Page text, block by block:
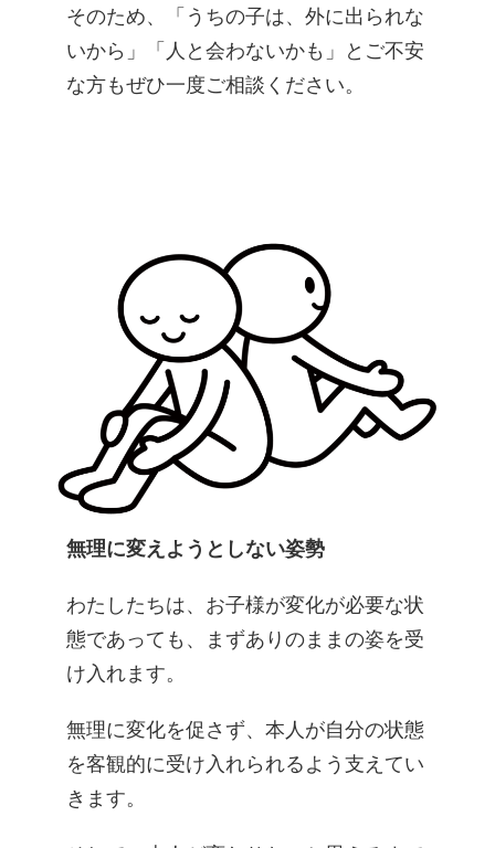
​そのため、「うちの子は、外に出られな
いから」「人と会わないかも」とご不安
な方もぜひ一度ご相談ください。
無理に変えようとしない姿勢
わたしたちは、お子様が変化が必要な状
態であっても、まずありのままの姿を受
け入れます。
無理に変化を促さず、本人が自分の状態
を客観的に受け入れられるよう支えてい
きます。